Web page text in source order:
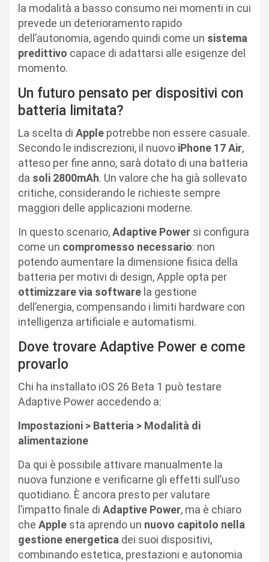
la modalità a basso consumo nei momenti in cui
prevede un deterioramento rapido
dell’autonomia, agendo quindi come un sistema
predittivo capace di adattarsi alle esigenze del
momento.
Un futuro pensato per dispositivi con
batteria limitata?
La scelta di Apple potrebbe non essere casuale.
Secondo le indiscrezioni, il nuovo iPhone 17 Air,
atteso per fine anno, sarà dotato di una batteria
da soli 2800mAh. Un valore che ha già sollevato
critiche, considerando le richieste sempre
maggiori delle applicazioni moderne.
In questo scenario,Adaptive Power si configura
come un compromesso necessario: non
potendo aumentare la dimensione fisica della
batteria per motivi di design, Apple opta per
ottimizzare via software la gestione
dell’energia, compensando i limiti hardware con
intelligenza artificiale e automatismi.
Dove trovare Adaptive Power e come
provarlo
Chi ha installato iOS 26 Beta 1 può testare
Adaptive Power accedendo a:
Impostazioni > Batteria > Modalità di
alimentazione
Da qui è possibile attivare manualmente la
nuova funzione e verificarne gli effetti sull’uso
quotidiano. È ancora presto per valutare
l’impatto finale di Adaptive Power, ma è chiaro
che Apple sta aprendo un nuovo capitolo nella
gestione energetica dei suoi dispositivi,
combinando estetica, prestazioni e autonomia